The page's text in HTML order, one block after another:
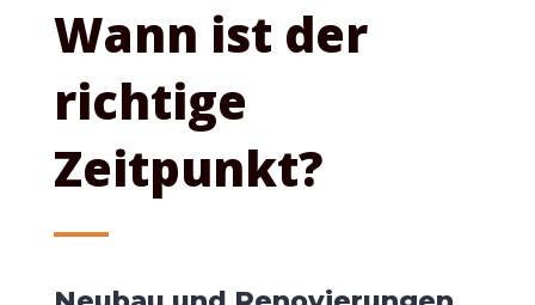
Wann ist der
richtige
Zeitpunkt?